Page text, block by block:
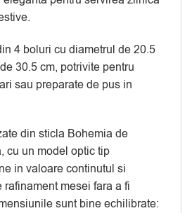
4 boluri cu diametrul de 20.5
30.5 cm, potrivite pentru
sau preparate de pus in
din sticla Bohemia de
cu un model optic tip
in valoare continutul si
mesei fara a fi
sunt bine echilibrate: